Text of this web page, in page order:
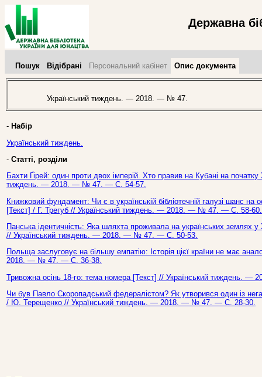
Державна
Пошук Відібрані Персональний кабінет Опис документа
Український тиждень. — 2018. — № 47.
- Набір
Український тиждень.
- Статті, розділи
Бахти Ґірей: один проти двох імперій. Хто правив на Кубані на
тиждень. — 2018. — № 47. — С. 54-57.
Книжковий фундамент: Чи є в українській бібліотечній галузі шанс
[Текст] / Г. Трегуб // Український тиждень. — 2018. — № 47. — С. 58-60.
Панська ідентичність: Яка шляхта проживала на українських землях
// Український тиждень. — 2018. — № 47. — С. 50-53.
Польща заслуговує на більшу емпатію: Історія цієї країни не має
2018. — № 47. — С. 36-38.
Тривожна осінь 18-го: тема номера [Текст] // Український тиждень.
Чи був Павло Скоропадський федералістом? Як утворився один із
/ Ю. Терещенко // Український тиждень. — 2018. — № 47. — С. 28-30.